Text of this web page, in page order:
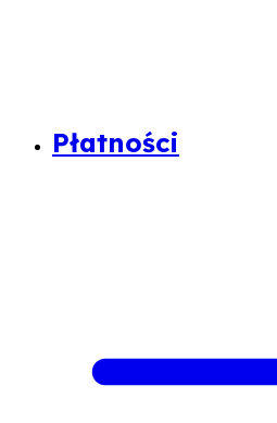
Płatności